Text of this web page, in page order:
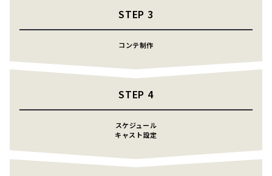
STEP3
コンテ制作
STEP 4
スケジュール
キャスト設定